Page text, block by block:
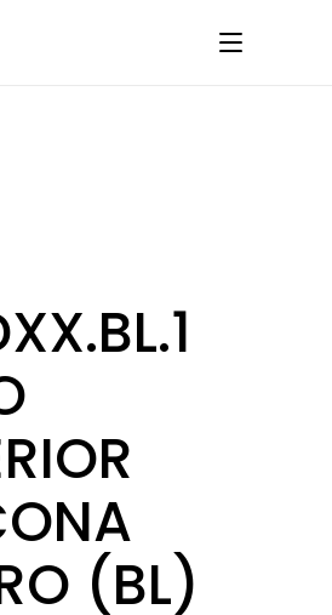
(BL)